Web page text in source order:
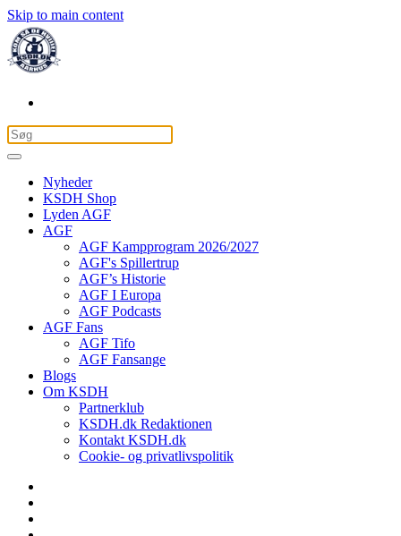
Skip to main content
Nyheder
KSDH Shop
Lyden AGF
AGF
AGF Kampprogram 2026/2027
AGF's Spillertrup
AGF’s Historie
AGF I Europa
AGF Podcasts
AGF Fans
AGF Tifo
AGF Fansange
Blogs
Om KSDH
Partnerklub
KSDH.dk Redaktionen
Kontakt KSDH.dk
Cookie- og privatlivspolitik